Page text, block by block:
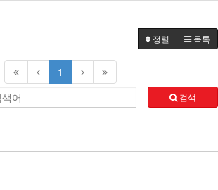
정렬 목록
1
검색